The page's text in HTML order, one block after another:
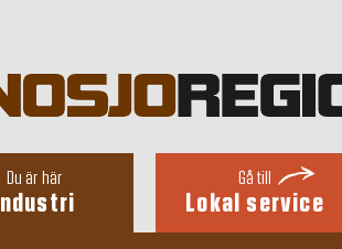
Du är här
Industri
Gå till
Lokal service